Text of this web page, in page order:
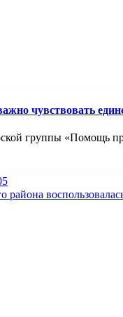
чувствовать
группы «Помощь